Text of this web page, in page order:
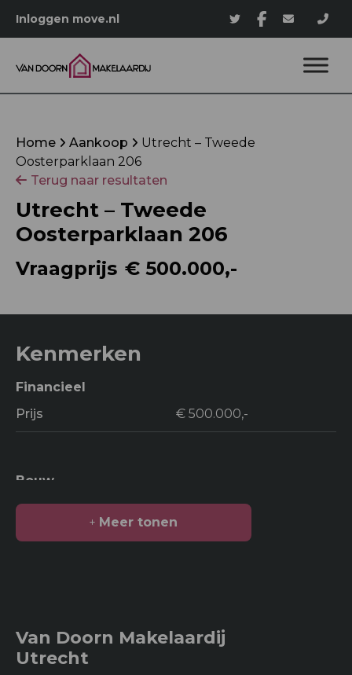
Inloggen move.nl
Home Aankoop
Utrecht – Tweede
Oosterparklaan 206
Terug naar resultaten
Utrecht – Tweede
Oosterparklaan 206
Vraagprijs € 500.000,-
Kenmerken
Financieel
Prijs
€ 500.000,-
Bouw
Soort bouw
Woonhuis
Bouwjaar 2000
Woonoppervlakte
126 m2
Meer tonen
Van Doorn Makelaardij
Utrecht